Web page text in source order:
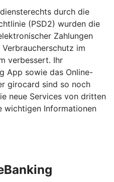
durch die
(PSD2) wurden die
Zahlungen
im
verbessert. Ihr
App sowie das Online-
girocard sind so noch
neue Services von dritten
wichtigen Informationen